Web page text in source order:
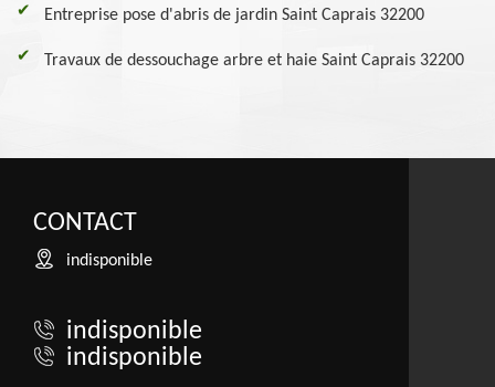
Entreprise pose d'abris de jardin Saint Caprais 32200
Travaux de dessouchage arbre et haie Saint Caprais 32200
CONTACT
indisponible
indisponible
indisponible